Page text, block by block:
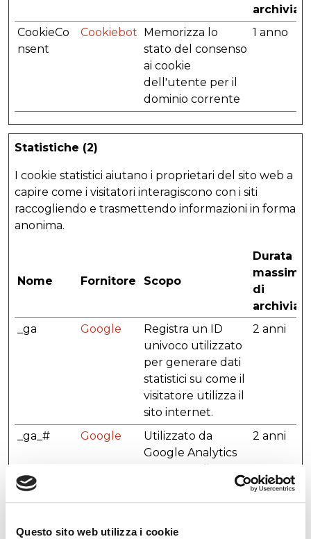
Questo sito web utilizza i cookie
CookieCo
nsent
Cookiebot Memorizza lo
stato del consenso
ai cookie
dell'utente per il
dominio corrente
1 anno
Statistiche (2)
I cookie statistici aiutano i proprietari del sito web a
capire come i visitatori interagiscono con i siti
raccogliendo e trasmettendo informazioni in forma
anonima.
Nome Fornitore Scopo
Durata
massima
di
_ga
Google
Registra un ID
univoco utilizzato
per generare dati
statistici su come il
visitatore utilizza il
sito internet.
2 anni
_ga_# Google
Utilizzato da
Google Analytics
per raccogliere
dati sul numero di
volte che un
il sito internet,
2 anni